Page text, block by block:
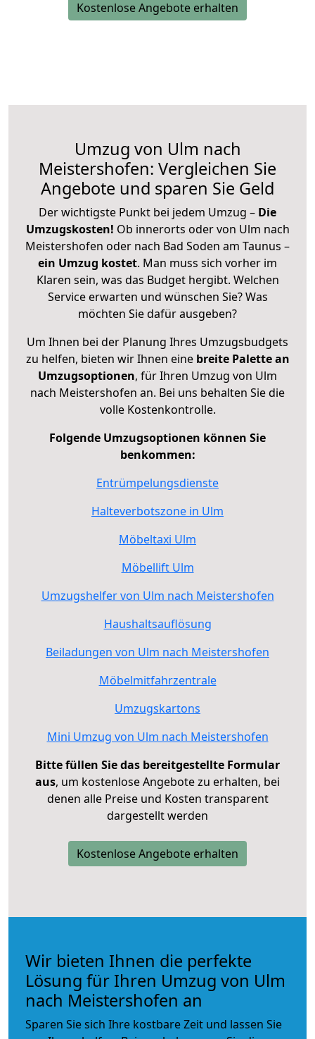
Kostenlose Angebote erhalten
Umzug von Ulm nach
Meistershofen: Vergleichen Sie
Angebote und sparen Sie Geld
Der wichtigste Punkt bei jedem Umzug – Die
Umzugskosten! Ob innerorts oder von Ulm nach
Meistershofen oder nach Bad Soden am Taunus –
ein Umzug kostet. Man muss sich vorher im
Klaren sein, was das Budget hergibt. Welchen
Service erwarten und wünschen Sie? Was
möchten Sie dafür ausgeben?
Um Ihnen bei der Planung Ihres Umzugsbudgets
zu helfen, bieten wir Ihnen eine breite Palette an
Umzugsoptionen, für Ihren Umzug von Ulm
nach Meistershofen an. Bei uns behalten Sie die
volle Kostenkontrolle.
Folgende Umzugsoptionen können Sie
benkommen:
Entrümpelungsdienste
Halteverbotszone in Ulm
Möbeltaxi Ulm
Möbellift Ulm
Umzugshelfer von Ulm nach Meistershofen
Haushaltsauflösung
Beiladungen von Ulm nach Meistershofen
Möbelmitfahrzentrale
Umzugskartons
Mini Umzug von Ulm nach Meistershofen
Bitte füllen Sie das bereitgestellte Formular
aus, um kostenlose Angebote zu erhalten, bei
denen alle Preise und Kosten transparent
dargestellt werden
Kostenlose Angebote erhalten
Wir bieten Ihnen die perfekte
Lösung für Ihren Umzug von Ulm
nach Meistershofen an
Sparen Sie sich Ihre kostbare Zeit und lassen Sie